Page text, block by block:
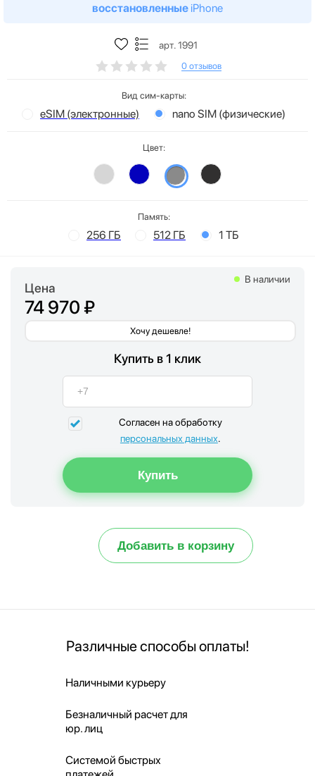
восстановленные iPhone
арт. 1991
0 отзывов
Вид сим-карты:
eSIM (электронные) nano SIM (физические)
Цвет:
Память:
256 ГБ 512 ГБ 1 ТБ
Цена
74 970 ₽
Хочу дешевле!
В наличии
Купить в 1 клик
Согласен на обработку
персональных данных.
Добавить в корзину
Различные способы оплаты!
Наличными курьеру
Безналичный расчет для
юр. лиц
Системой быстрых